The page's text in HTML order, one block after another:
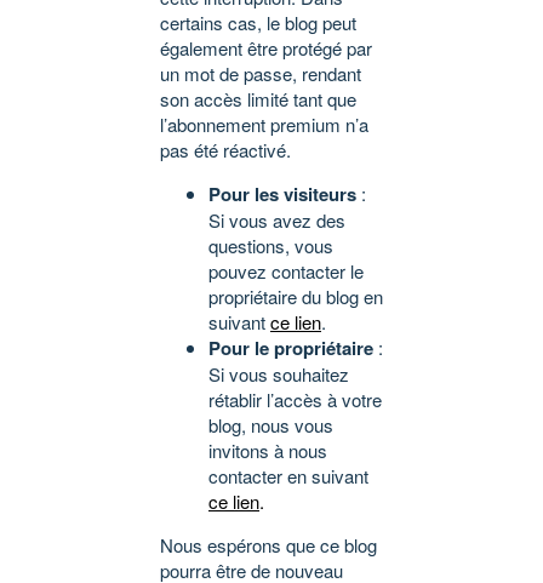
certains cas, le blog peut
également être protégé par
un mot de passe, rendant
son accès limité tant que
l’abonnement premium n’a
pas été réactivé.
Pour les visiteurs :
Si vous avez des
questions, vous
pouvez contacter le
propriétaire du blog en
suivantce lien.
Pour le propriétaire :
Si vous souhaitez
rétablir l’accès à votre
blog, nous vous
invitons à nous
contacter en suivant
ce lien.
Nous espérons que ce blog
pourra être de nouveau